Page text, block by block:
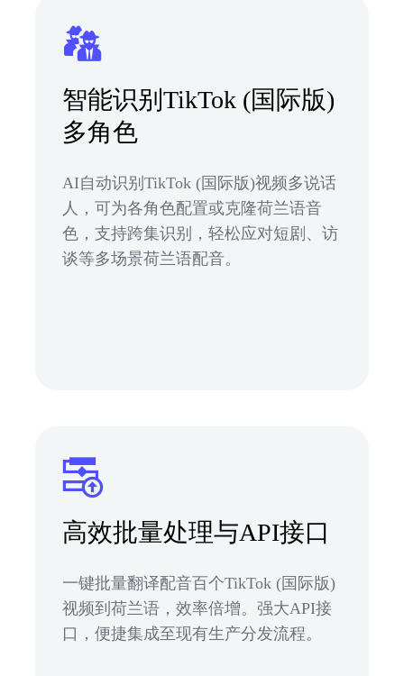
智能识别TikTok (国际版)
多角色
AI自动识别TikTok (国际版)视频多说话
人，可为各角色配置或克隆荷兰语音
色，支持跨集识别，轻松应对短剧、访
谈等多场景荷兰语配音。
高效批量处理与API接口
一键批量翻译配音百个TikTok (国际版)
视频到荷兰语，效率倍增。强大API接
口，便捷集成至现有生产分发流程。